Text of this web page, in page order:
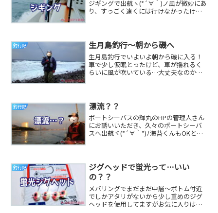
ジギングで出航ヽ(*´∀｀)ノ風が微妙にあ
り、すっごく遠くには行けなかったけど
釣行記 生月島釣行～朝から磯へ
生月島釣行でいよいよ朝から磯に入る！
車で少し仮眠とったけど、車が揺れるく
らいに風が吹いている…大丈夫なのか…
釣行記 漂流？？
ボートシーバスの輝丸のHPの管理人さん
にお誘いいただき、久々のボートシーバ
スへ出航ヾ(*´∀｀*)ﾉ海苔くんもOKとの
釣行記
ジグヘッドで蛍光って…いい
の？？
メバリングでまだまだ中層～ボトム付近
でしかアタリがないから少し重めのジグ
ヘッドを使用してますがお気に入りはこ